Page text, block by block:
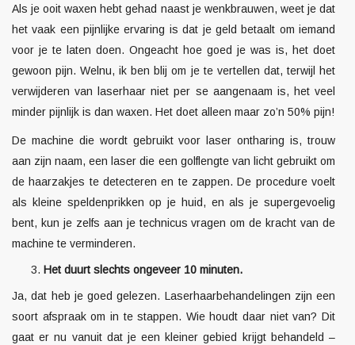
Als je ooit waxen hebt gehad naast je wenkbrauwen, weet je dat
het vaak een pijnlijke ervaring is dat je geld betaalt om iemand
voor je te laten doen. Ongeacht hoe goed je was is, het doet
gewoon pijn. Welnu, ik ben blij om je te vertellen dat, terwijl het
verwijderen van laserhaar niet per se aangenaam is, het veel
minder pijnlijk is dan waxen. Het doet alleen maar zo’n 50% pijn!
De machine die wordt gebruikt voor laser ontharing is, trouw
aan zijn naam, een laser die een golflengte van licht gebruikt om
de haarzakjes te detecteren en te zappen. De procedure voelt
als kleine speldenprikken op je huid, en als je supergevoelig
bent, kun je zelfs aan je technicus vragen om de kracht van de
machine te verminderen.
Het duurt slechts ongeveer 10 minuten.
Ja, dat heb je goed gelezen. Laserhaarbehandelingen zijn een
soort afspraak om in te stappen. Wie houdt daar niet van? Dit
gaat er nu vanuit dat je een kleiner gebied krijgt behandeld –